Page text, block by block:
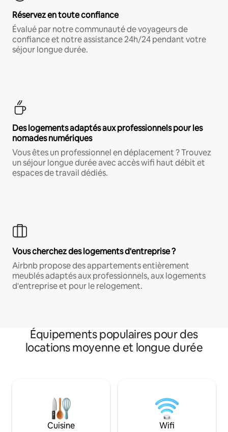
Réservez en toute confiance
Évalué par notre communauté de voyageurs de
confiance et notre assistance 24h/24 pendant votre
séjour longue durée.
Des logements adaptés aux professionnels pour les
nomades numériques
Vous êtes un professionnel en déplacement ? Trouvez
un séjour longue durée avec accès wifi haut débit et
espaces de travail dédiés.
Vous cherchez des logements d'entreprise ?
Airbnb propose des appartements entièrement
meublés adaptés aux professionnels, aux logements
d'entreprise et pour le relogement.
Équipements populaires pour des
locations moyenne et longue durée
Cuisine Wifi